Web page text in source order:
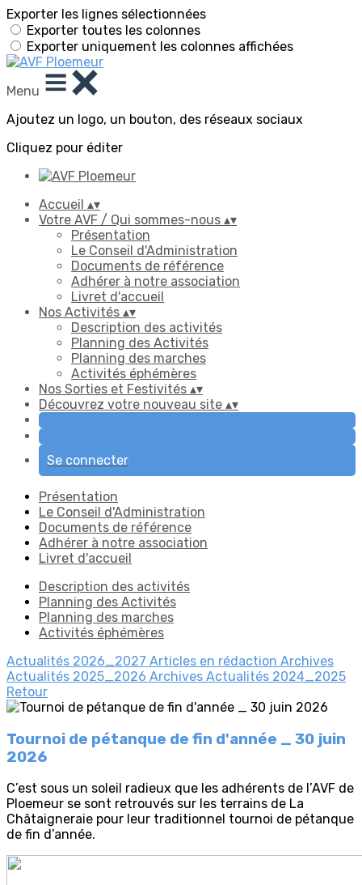
Exporter les lignes sélectionnées
Exporter toutes les colonnes
Exporter uniquement les colonnes affichées
Menu
Ajoutez un logo, un bouton, des réseaux sociaux
Cliquez pour éditer
Accueil ▴▾
Votre AVF / Qui sommes-nous ▴▾
Présentation
Le Conseil d'Administration
Documents de référence
Adhérer à notre association
Livret d'accueil
Nos Activités ▴▾
Description des activités
Planning des Activités
Planning des marches
Activités éphémères
Nos Sorties et Festivités ▴▾
Découvrez votre nouveau site ▴▾
Se connecter
Présentation
Le Conseil d'Administration
Documents de référence
Adhérer à notre association
Livret d'accueil
Description des activités
Planning des Activités
Planning des marches
Activités éphémères
Actualités 2026_2027 Articles en rédaction Archives
Actualités 2025_2026 Archives Actualités 2024_2025
Retour
Tournoi de pétanque de fin d'année _ 30 juin
2026
C’est sous un soleil radieux que les adhérents de l’AVF de
Ploemeur se sont retrouvés sur les terrains de La
Châtaigneraie pour leur traditionnel tournoi de pétanque
de fin d’année.